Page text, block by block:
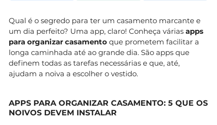
Qual é o segredo para ter um casamento marcante e
um dia perfeito? Uma app, claro! Conheça várias apps
para organizar casamento que prometem facilitar a
longa caminhada até ao grande dia. São apps que
definem todas as tarefas necessárias e que, até,
ajudam a noiva a escolher o vestido.
APPS PARA ORGANIZAR CASAMENTO: 5 QUE OS
NOIVOS DEVEM INSTALAR